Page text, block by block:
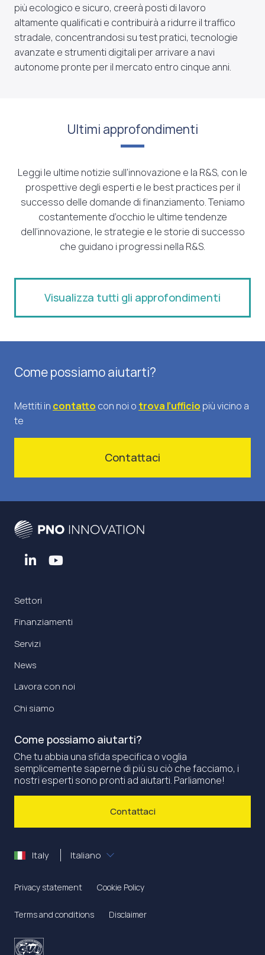
più ecologico e sicuro, creerà posti di lavoro
altamente qualificati e contribuirà a ridurre il traffico
stradale, concentrandosi su test pratici, tecnologie
avanzate e strumenti digitali per arrivare a navi
autonome pronte per il mercato entro cinque anni.
Ultimi approfondimenti
Leggi le ultime notizie sull’innovazione e la R&S, con le
prospettive degli esperti e le best practices per il
successo delle domande di finanziamento. Teniamo
costantemente d’occhio le ultime tendenze
dell’innovazione, le strategie e le storie di successo
che guidano i progressi nella R&S.
Visualizza tutti gli approfondimenti
Come possiamo aiutarti?
Mettiti in contatto con noi o trova l’ufficio più vicino a
te
Contattaci
Settori
Finanziamenti
Servizi
News
Lavora con noi
Chi siamo
Come possiamo aiutarti?
Che tu abbia una sfida specifica o voglia
semplicemente saperne di più su ciò che facciamo, i
nostri esperti sono pronti ad aiutarti. Parliamone!
Contattaci
Italy Italiano
Privacy statement Cookie Policy
Terms and conditions Disclaimer